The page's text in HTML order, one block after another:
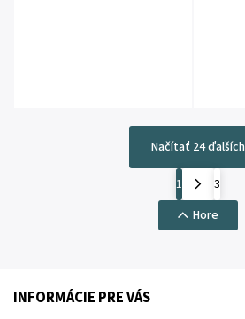
Načítať 24 ďalších
1
3
Hore
INFORMÁCIE PRE VÁS